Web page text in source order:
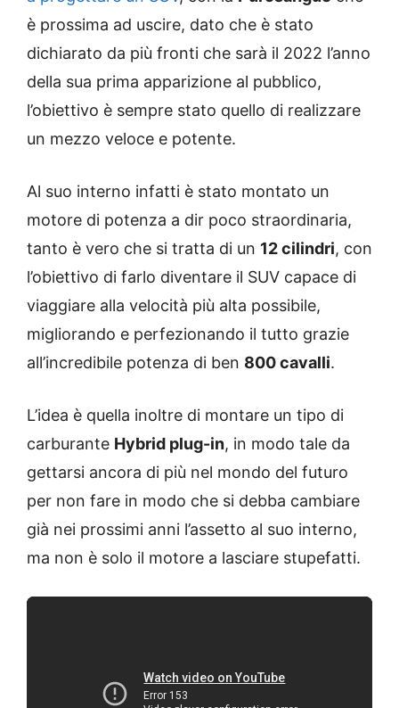
è prossima ad uscire, dato che è stato
dichiarato da più fronti che sarà il 2022 l’anno
della sua prima apparizione al pubblico,
l’obiettivo è sempre stato quello di realizzare
un mezzo veloce e potente.
Al suo interno infatti è stato montato un
motore di potenza a dir poco straordinaria,
tanto è vero che si tratta di un 12 cilindri, con
l’obiettivo di farlo diventare il SUV capace di
viaggiare alla velocità più alta possibile,
migliorando e perfezionando il tutto grazie
all’incredibile potenza di ben 800 cavalli.
L’idea è quella inoltre di montare un tipo di
carburante Hybrid plug-in, in modo tale da
gettarsi ancora di più nel mondo del futuro
per non fare in modo che si debba cambiare
già nei prossimi anni l’assetto al suo interno,
ma non è solo il motore a lasciare stupefatti.